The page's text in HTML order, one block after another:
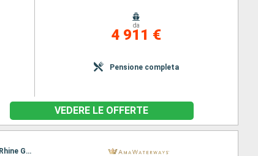
da
4 911 €
Pensione completa
VEDERE LE OFFERTE
Itinerario : Basilea, Amsterdam, Breisach, Amsterdam, Utrecht, Amsterdam, Strasburgo, Dusseldorf, Rhine Gorge, Ludwigshafen, Rudesheim, Ludwigshafen, Rudesheim, Rhine Gorge, Lahnstein, Dusseldorf, Strasburgo, Monheim, Utrecht, Breisach, Amsterdam, Basilea